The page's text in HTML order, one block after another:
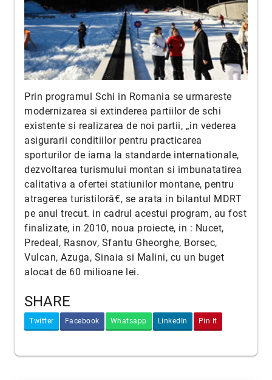
Prin programul Schi in Romania se urmareste
modernizarea si extinderea partiilor de schi
existente si realizarea de noi partii, „in vederea
asigurarii conditiilor pentru practicarea
sporturilor de iarna la standarde internationale,
dezvoltarea turismului montan si imbunatatirea
calitativa a ofertei statiunilor montane, pentru
atragerea turistilorâ€, se arata in bilantul MDRT
pe anul trecut. in cadrul acestui program, au fost
finalizate, in 2010, noua proiecte, in : Nucet,
Predeal, Rasnov, Sfantu Gheorghe, Borsec,
Vulcan, Azuga, Sinaia si Malini, cu un buget
alocat de 60 milioane lei.
SHARE
Twitter Facebook Whatsapp LinkedIn Pin It